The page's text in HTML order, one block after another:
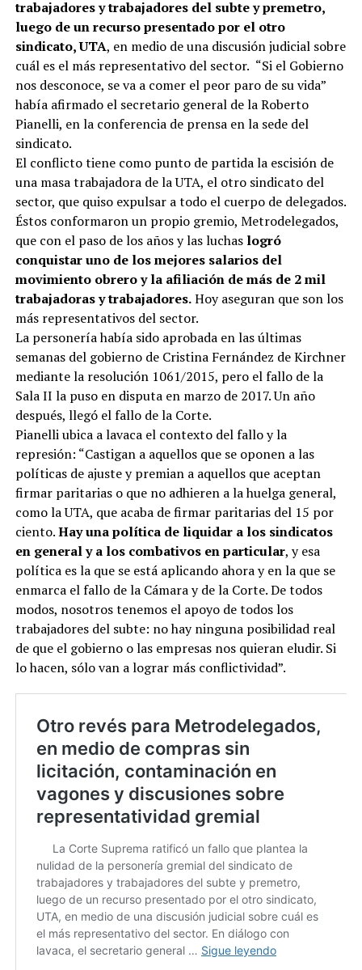
trabajadores y trabajadores del subte y premetro,
luego de un recurso presentado por el otro
sindicato, UTA, en medio de una discusión judicial sobre
cuál es el más representativo del sector. “Si el Gobierno
nos desconoce, se va a comer el peor paro de su vida”
había afirmado el secretario general de la Roberto
Pianelli, en la conferencia de prensa en la sede del
sindicato.
El conflicto tiene como punto de partida la escisión de
una masa trabajadora de la UTA, el otro sindicato del
sector, que quiso expulsar a todo el cuerpo de delegados.
Éstos conformaron un propio gremio, Metrodelegados,
que con el paso de los años y las luchas logró
conquistar uno de los mejores salarios del
movimiento obrero y la afiliación de más de 2 mil
trabajadoras y trabajadores.Hoy aseguran que son los
más representativos del sector.
La personería había sido aprobada en las últimas
semanas del gobierno de Cristina Fernández de Kirchner
mediante la resolución 1061/2015, pero el fallo de la
Sala II la puso en disputa en marzo de 2017. Un año
después, llegó el fallo de la Corte.
Pianelli ubica a lavaca el contexto del fallo y la
represión: “Castigan a aquellos que se oponen a las
políticas de ajuste y premian a aquellos que aceptan
firmar paritarias o que no adhieren a la huelga general,
como la UTA, que acaba de firmar paritarias del 15 por
ciento.Hay una política de liquidar a los sindicatos
en general y a los combativos en particular, y esa
política es la que se está aplicando ahora y en la que se
enmarca el fallo de la Cámara y de la Corte. De todos
modos, nosotros tenemos el apoyo de todos los
trabajadores del subte: no hay ninguna posibilidad real
de que el gobierno o las empresas nos quieran eludir. Si
lo hacen, sólo van a lograr más conflictividad”.